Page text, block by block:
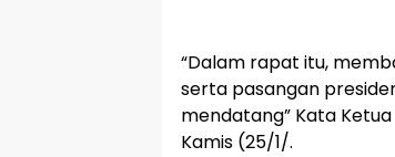
“Dalam rapat itu,
serta pasangan
mendatang” Kata
Kamis (25/1/.